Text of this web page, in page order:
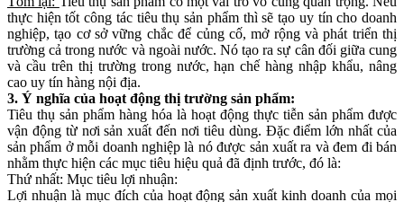
thực hiện tốt công tác tiêu thụ sản phẩm thì sẽ tạo uy tín cho doanh
nghiệp, tạo cơ sở vững chắc để củng cố, mở rộng và phát triển thị
trường cả trong nước và ngoài nước. Nó tạo ra sự cân đối giữa cung
và cầu trên thị trường trong nước, hạn chế hàng nhập khẩu, nâng
cao uy tín hàng nội địa.
3. Ý nghĩa của hoạt động thị trường sản phẩm:
Tiêu thụ sản phẩm hàng hóa là hoạt động thực tiễn sản phẩm được
vận động từ nơi sản xuất đến nơi tiêu dùng. Đặc điểm lớn nhất của
sản phẩm ở mỗi doanh nghiệp là nó được sản xuất ra và đem đi bán
nhằm thực hiện các mục tiêu hiệu quả đã định trước, đó là:
Thứ nhất: Mục tiêu lợi nhuận:
Lợi nhuận là mục đích của hoạt động sản xuất kinh doanh của mọi